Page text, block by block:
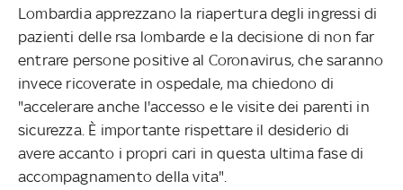
Lombardia apprezzano la riapertura degli ingressi di
pazienti delle rsa lombarde e la decisione di non far
entrare persone positive al Coronavirus, che saranno
invece ricoverate in ospedale, ma chiedono di
"accelerare anche l'accesso e le visite dei parenti in
sicurezza. È importante rispettare il desiderio di
avere accanto i propri cari in questa ultima fase di
accompagnamento della vita".